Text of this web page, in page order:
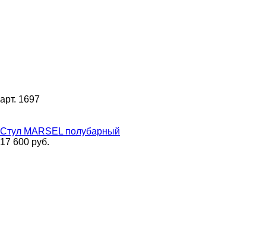
арт. 1697
Стул MARSEL полубарный
17 600 руб.